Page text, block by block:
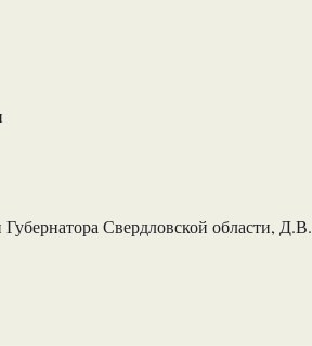
Свердловской области,